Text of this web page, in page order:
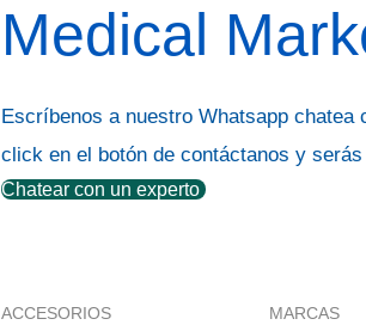
Medical
Escríbenos a nuestro Whatsapp
click en el botón de contáctanos y
Chatear con un experto
ACCESORIOS MARCAS